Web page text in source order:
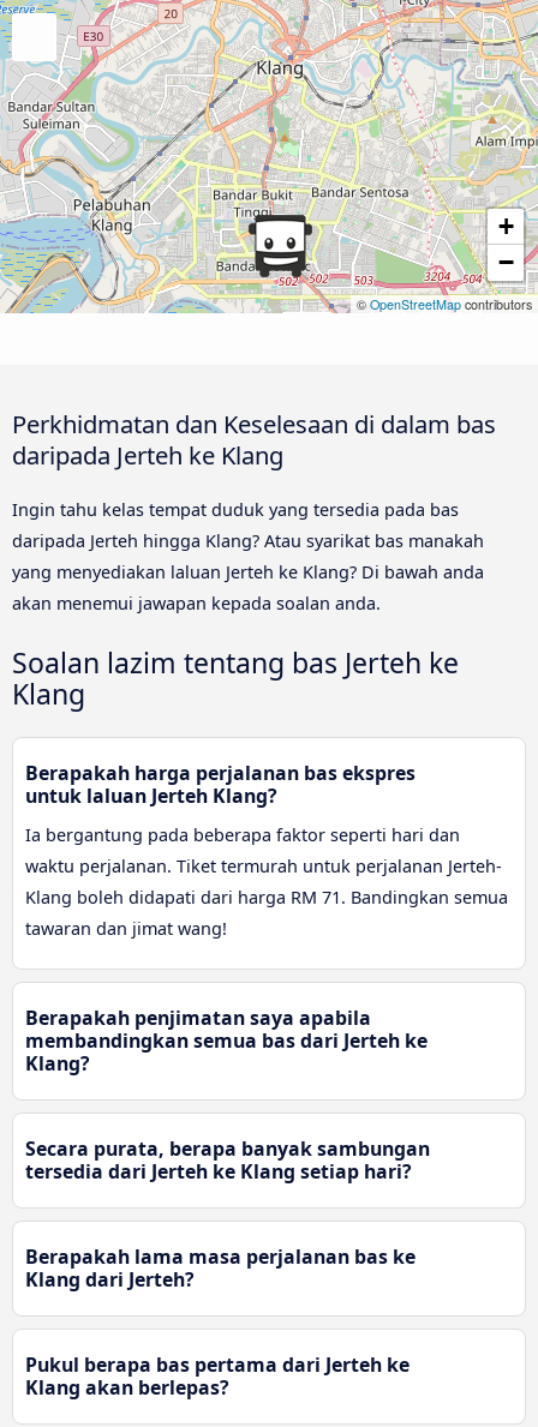
+
−
© OpenStreetMap contributors
Perkhidmatan dan Keselesaan di dalam bas
daripada Jerteh ke Klang
Ingin tahu kelas tempat duduk yang tersedia pada bas
daripada Jerteh hingga Klang? Atau syarikat bas manakah
yang menyediakan laluan Jerteh ke Klang? Di bawah anda
akan menemui jawapan kepada soalan anda.
Soalan lazim tentang bas Jerteh ke
Klang
Berapakah harga perjalanan bas ekspres
untuk laluan Jerteh Klang?
Ia bergantung pada beberapa faktor seperti hari dan
waktu perjalanan. Tiket termurah untuk perjalanan Jerteh-
Klang boleh didapati dari harga RM 71. Bandingkan semua
tawaran dan jimat wang!
Berapakah penjimatan saya apabila
membandingkan semua bas dari Jerteh ke
Klang?
Secara purata, berapa banyak sambungan
tersedia dari Jerteh ke Klang setiap hari?
Berapakah lama masa perjalanan bas ke
Klang dari Jerteh?
Pukul berapa bas pertama dari Jerteh ke
Klang akan berlepas?